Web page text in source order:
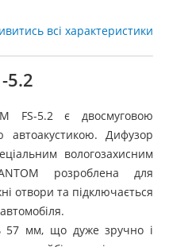
всі характеристики
5.2
FS-5.2 є двосмуговою
автоакустикою. Дифузор
вологозахисним
розроблена для
отвори та підключається
57 мм, що дуже зручно і